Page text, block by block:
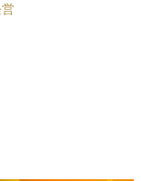
るというのが、この
をまずこの節で解説
理のくわしい解説を
力(能力基盤)が自分
がかなりあることを
」という戦略は、組
。それが、 夢、緊